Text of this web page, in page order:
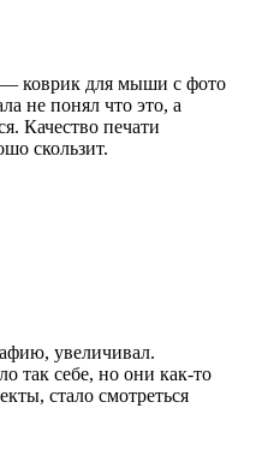
коврик для мыши с фото
не понял что это, а
Качество печати
скользит.
увеличивал.
так себе, но они как-то
стало смотреться